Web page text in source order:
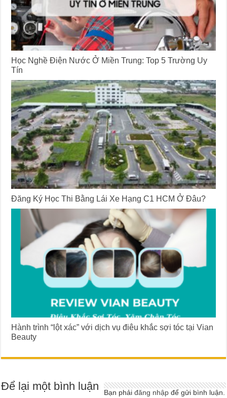
Học Nghề Điện Nước Ở Miền Trung: Top 5 Trường Uy
Tín
Đăng Ký Học Thi Bằng Lái Xe Hạng C1 HCM Ở Đâu?
Hành trình “lột xác” với dịch vụ điêu khắc sợi tóc tại Vian
Beauty
Để lại một bình luận Bạn phảiđăng nhập để gửi bình luận.